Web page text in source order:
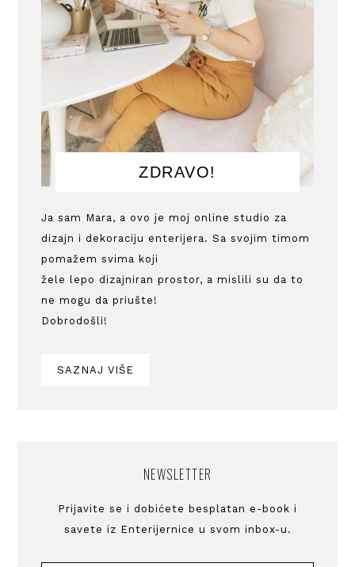
ZDRAVO!
Ja sam Mara, a ovo je moj online studio za
dizajn i dekoraciju enterijera. Sa svojim timom
pomažem svima koji
žele lepo dizajniran prostor, a mislili su da to
ne mogu da priušte!
Dobrodošli!
SAZNAJ VIŠE
NEWSLETTER
Prijavite se i dobićete besplatan e-book i
savete iz Enterijernice u svom inbox-u.